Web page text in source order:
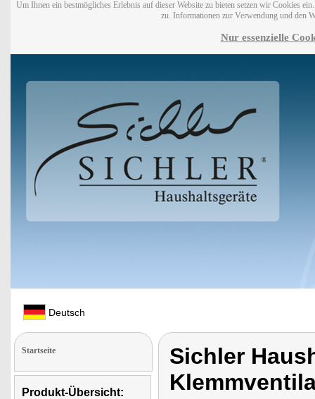
Um Ihnen ein bestmögliches Erlebnis auf dieser Website zu bieten setzen wir Cookies
zu. Informationen zur Verwendung und den
Nur essenzielle
Deutsch
Startseite
Produkt-Übersicht:
Sichler